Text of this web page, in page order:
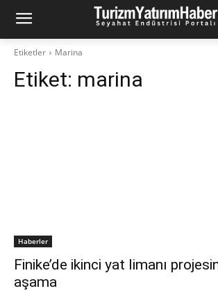
Etiketler Marina
Etiket: marina
Haberler
Finike’de ikinci yat limanı
aşama